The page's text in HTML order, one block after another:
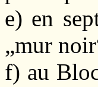
e) en
„mur
f) au